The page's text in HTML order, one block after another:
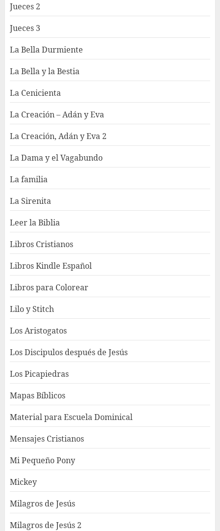
Jueces 2
Jueces 3
La Bella Durmiente
La Bella y la Bestia
La Cenicienta
La Creación – Adán y Eva
La Creación, Adán y Eva 2
La Dama y el Vagabundo
La familia
La Sirenita
Leer la Biblia
Libros Cristianos
Libros Kindle Español
Libros para Colorear
Lilo y Stitch
Los Aristogatos
Los Discipulos después de Jesús
Los Picapiedras
Mapas Bíblicos
Material para Escuela Dominical
Mensajes Cristianos
Mi Pequeño Pony
Mickey
Milagros de Jesús
Milagros de Jesús 2